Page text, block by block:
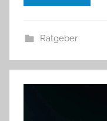
Ratgeber